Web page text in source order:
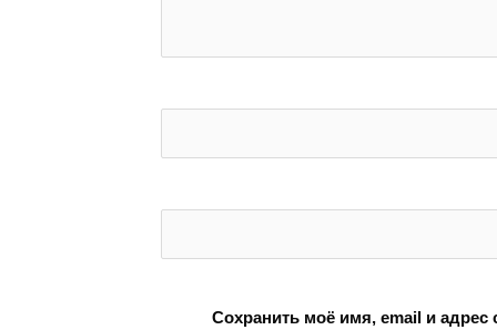
Сохранить моё имя, email и